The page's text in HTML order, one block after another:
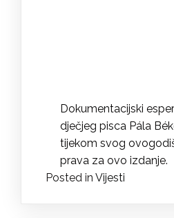
Dokumentacijski
dječjeg pisca Pála
tijekom svog
prava za ovo izdanje.
Posted in Vijesti